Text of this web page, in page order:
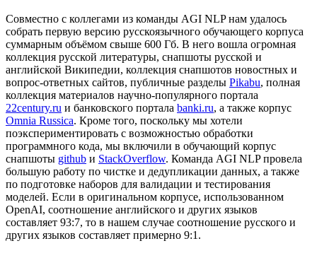
Совместно с коллегами из команды AGI NLP нам удалось
собрать первую версию русскоязычного обучающего корпуса
суммарным объёмом свыше 600 Гб. В него вошла огромная
коллекция русской литературы, снапшоты русской и
английской Википедии, коллекция снапшотов новостных и
вопрос-ответных сайтов, публичные разделы Pikabu, полная
коллекция материалов научно-популярного портала
22century.ru и банковского портала banki.ru, а также корпус
Omnia Russica. Кроме того, поскольку мы хотели
поэкспериментировать с возможностью обработки
программного кода, мы включили в обучающий корпус
снапшоты github и StackOverflow. Команда AGI NLP провела
большую работу по чистке и дедупликации данных, а также
по подготовке наборов для валидации и тестирования
моделей. Если в оригинальном корпусе, использованном
OpenAI, соотношение английского и других языков
составляет 93:7, то в нашем случае соотношение русского и
других языков составляет примерно 9:1.